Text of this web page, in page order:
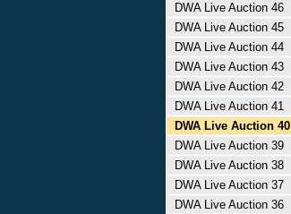
DWA Live Auction 46
DWA Live Auction 45
DWA Live Auction 44
DWA Live Auction 43
DWA Live Auction 42
DWA Live Auction 41
DWA Live Auction 40
DWA Live Auction 39
DWA Live Auction 38
DWA Live Auction 37
DWA Live Auction 36